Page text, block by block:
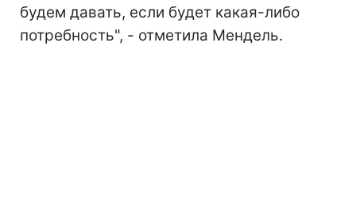
будем давать, если будет какая-либо
потребность", - отметила Мендель.